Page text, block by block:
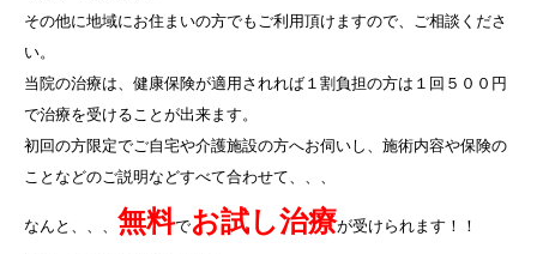
その他に地域にお住まいの方でもご利用頂けますので、ご相談くださ
い。
当院の治療は、健康保険が適用されれば１割負担の方は１回５００円
で治療を受けることが出来ます。
初回の方限定でご自宅や介護施設の方へお伺いし、施術内容や保険の
ことなどのご説明などすべて合わせて、、、
なんと、、、 無料でお試し治療が受けられます！！